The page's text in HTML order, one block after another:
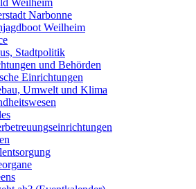
Narbonne
Weilheim
Stadtpolitik
und Behörden
Einrichtungen
Umwelt und Klima